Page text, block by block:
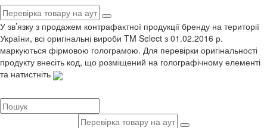
У зв’язку з продажем контрафактної продукції бренду на території
України, всі оригінальні вироби TM Select з 01.02.2016 р.
маркуються фірмовою голограмою. Для перевірки оригінальності
продукту внесіть код, що розміщений на голографічному елементі
та натистніть